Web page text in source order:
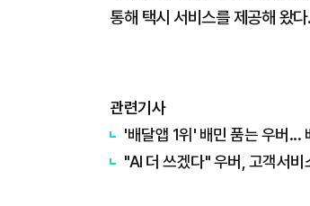
통해 택시 서비스를 제공해 왔다.
관련기사
'배달앱 1위' 배민 품는 우버...
"AI 더 쓰겠다" 우버, 고객서